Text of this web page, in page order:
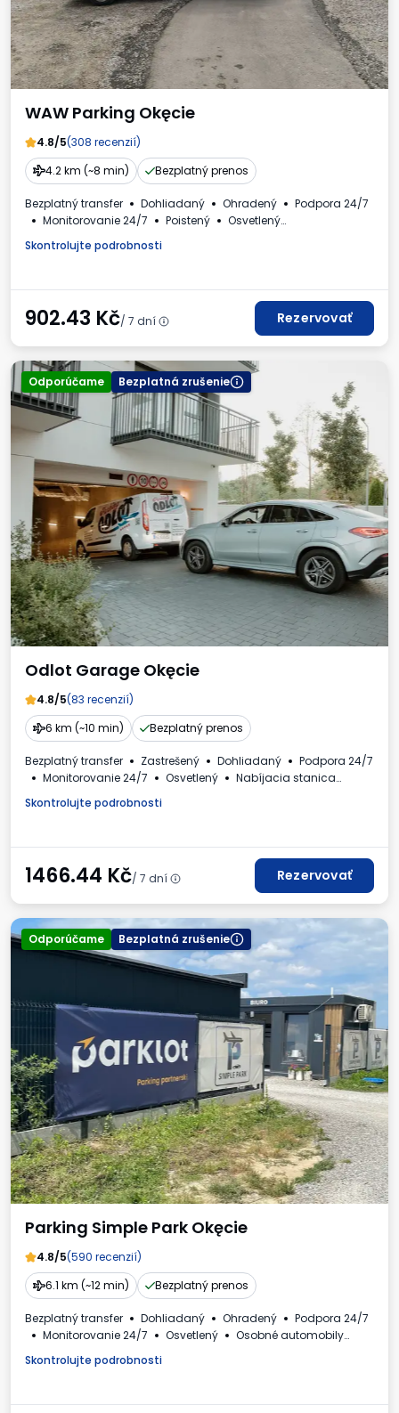
WAW Parking Okęcie
4.8/5(308 recenzií)
4.2 km (~8 min)
Bezplatný prenos
Bezplatný transfer Dohliadaný Ohradený
Podpora 24/7
Monitorovanie 24/7
Poistený
Osvetlený
Skontrolujte podrobnosti
902.43 Kč/ 7 dní Rezervovať
Odporúčame Bezplatná zrušenie
Odlot Garage Okęcie
4.8/5(83 recenzií)
6 km (~10 min)
Bezplatný prenos
Bezplatný transfer Zastrešený Dohliadaný
Podpora 24/7
Monitorovanie 24/7
Osvetlený
Nabíjacia stanica
Požadované evidenčné číslo vozidla
Skontrolujte podrobnosti
1466.44 Kč/ 7 dní Rezervovať
Odporúčame Bezplatná zrušenie
Parking Simple Park Okęcie
4.8/5(590 recenzií)
6.1 km (~12 min)
Bezplatný prenos
Bezplatný transfer Dohliadaný Ohradený
Podpora 24/7
Monitorovanie 24/7
Osvetlený
Osobné automobily
Skontrolujte podrobnosti